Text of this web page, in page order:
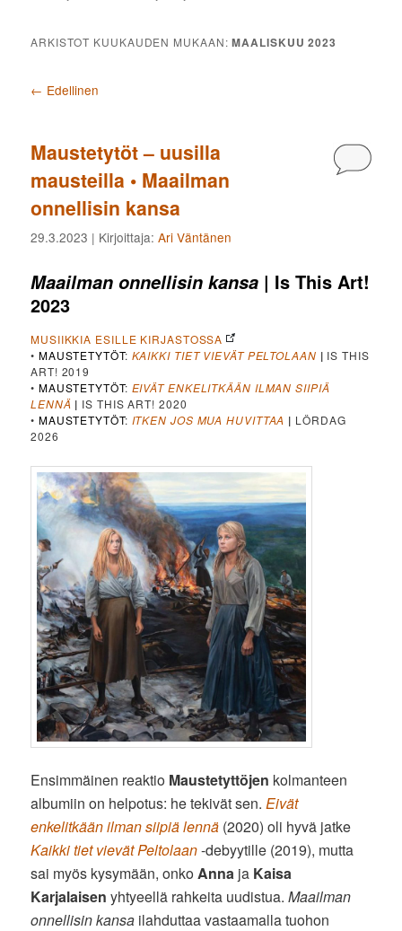
ARKISTOT KUUKAUDEN MUKAAN:MAALISKUU 2023
Artikkelien selaus
← Edellinen
Maustetytöt – uusilla
mausteilla • Maailman
onnellisin kansa
29.3.2023 | Kirjoittaja:Ari Väntänen
Maailman onnellisin kansa | Is This Art!
2023
MUSIIKKIA ESILLE KIRJASTOSSA
• MAUSTETYTÖT: KAIKKI TIET VIEVÄT PELTOLAAN | IS THIS
ART! 2019
• MAUSTETYTÖT: EIVÄT ENKELITKÄÄN ILMAN SIIPIÄ
LENNÄ | IS THIS ART! 2020
• MAUSTETYTÖT: ITKEN JOS MUA HUVITTAA | LÖRDAG
2026
Ensimmäinen reaktio Maustetyttöjen kolmanteen
albumiin on helpotus: he tekivät sen. Eivät
enkelitkään ilman siipiä lennä (2020) oli hyvä jatke
Kaikki tiet vievät Peltolaan-debyytille (2019), mutta
sai myös kysymään, onko Anna ja Kaisa
Karjalaisen yhtyeellä rahkeita uudistua.Maailman
onnellisin kansa ilahduttaa vastaamalla tuohon